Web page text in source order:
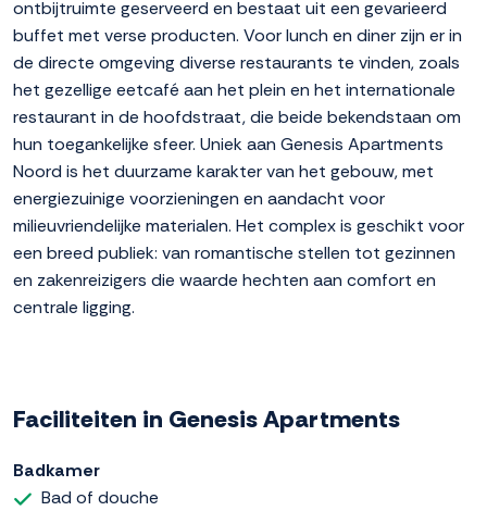
ontbijtruimte geserveerd en bestaat uit een gevarieerd
buffet met verse producten. Voor lunch en diner zijn er in
de directe omgeving diverse restaurants te vinden, zoals
het gezellige eetcafé aan het plein en het internationale
restaurant in de hoofdstraat, die beide bekendstaan om
hun toegankelijke sfeer. Uniek aan Genesis Apartments
Noord is het duurzame karakter van het gebouw, met
energiezuinige voorzieningen en aandacht voor
milieuvriendelijke materialen. Het complex is geschikt voor
een breed publiek: van romantische stellen tot gezinnen
en zakenreizigers die waarde hechten aan comfort en
centrale ligging.
Faciliteiten in Genesis Apartments
Badkamer
Bad of douche